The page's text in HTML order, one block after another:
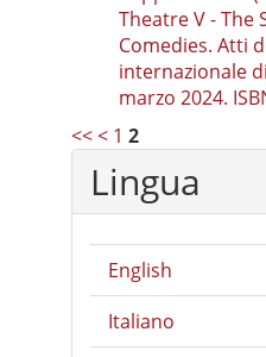
Theatre V - The
Comedies. Atti
internazionale
marzo 2024.
<<< 1 2
Lingua
English
Italiano